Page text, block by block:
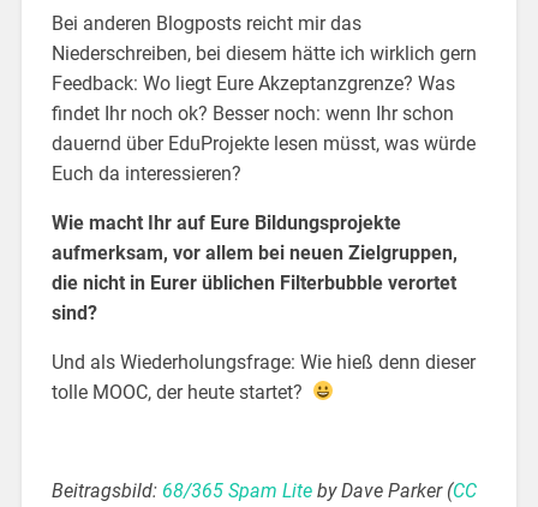
Bei anderen Blogposts reicht mir das
Niederschreiben, bei diesem hätte ich wirklich gern
Feedback: Wo liegt Eure Akzeptanzgrenze? Was
findet Ihr noch ok? Besser noch: wenn Ihr schon
dauernd über EduProjekte lesen müsst, was würde
Euch da interessieren?
Wie macht Ihr auf Eure Bildungsprojekte
aufmerksam, vor allem bei neuen Zielgruppen,
die nicht in Eurer üblichen Filterbubble verortet
sind?
Und als Wiederholungsfrage: Wie hieß denn dieser
tolle MOOC, der heute startet?
Beitragsbild: 68/365 Spam Liteby Dave Parker (CC